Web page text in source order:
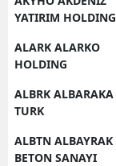
YATIRIM HOLDING
ALARK ALARKO
HOLDING
ALBRK ALBARAKA
TURK
ALBTN ALBAYRAK
BETON SANAYI